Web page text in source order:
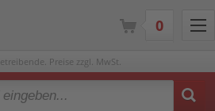
Preise zzgl. MwSt.
0